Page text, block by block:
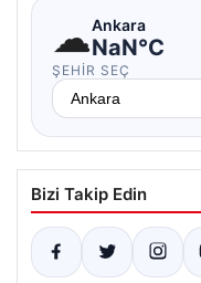
☁Ankara
NaN°C
ŞEHIR SEÇ
Bizi Takip Edin